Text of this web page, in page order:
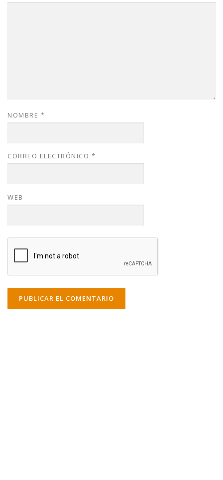
NOMBRE *
CORREO ELECTRÓNICO *
WEB